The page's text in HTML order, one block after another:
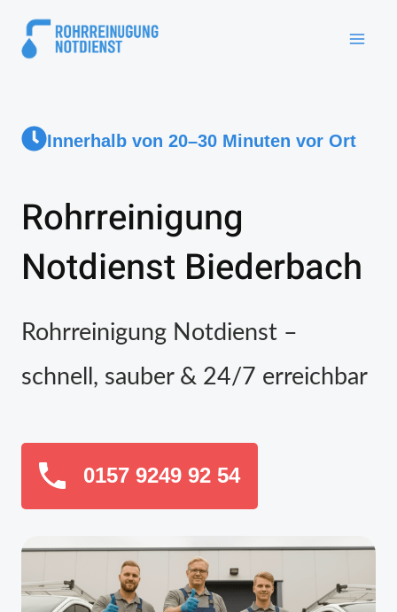
Innerhalb von 20–30 Minuten vor Ort
Rohrreinigung
Notdienst Biederbach
Rohrreinigung Notdienst –
schnell, sauber & 24/7 erreichbar
0157 9249 92 54